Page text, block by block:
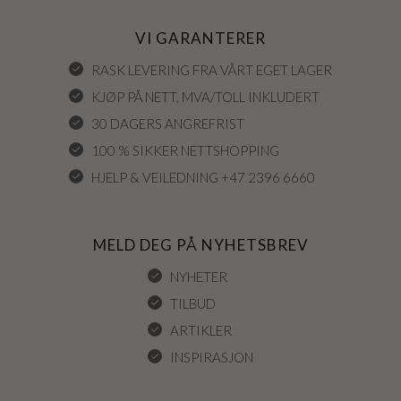
VI GARANTERER
RASK LEVERING FRA VÅRT EGET LAGER
KJØP PÅ NETT, MVA/TOLL INKLUDERT
30 DAGERS ANGREFRIST
100 % SIKKER NETTSHOPPING
HJELP & VEILEDNING +47 2396 6660
MELD DEG PÅ NYHETSBREV
NYHETER
TILBUD
ARTIKLER
INSPIRASJON